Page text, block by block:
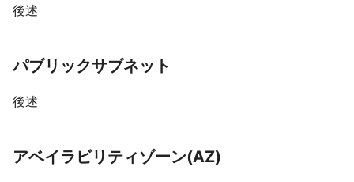
後述
パブリックサブネット
後述
アベイラビリティゾーン(AZ)